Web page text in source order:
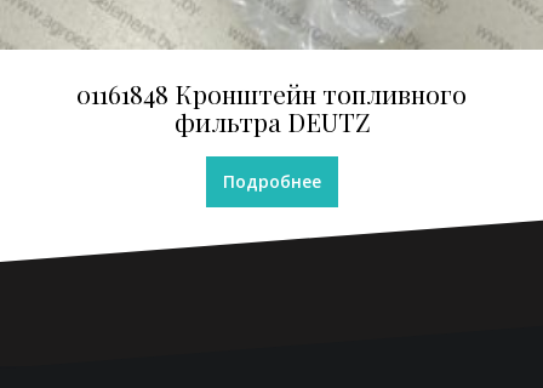
01161848 Кронштейн топливного
фильтра DEUTZ
Подробнее